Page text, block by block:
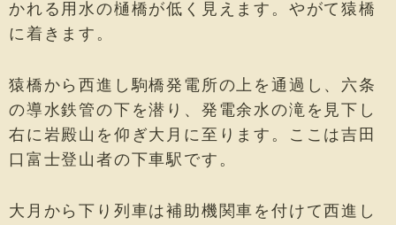
かれる用水の樋橋が低く見えます。やがて猿橋
に着きます。
猿橋から西進し駒橋発電所の上を通過し、六条
の導水鉄管の下を潜り、発電余水の滝を見下し
右に岩殿山を仰ぎ大月に至ります。ここは吉田
口富士登山者の下車駅です。
大月から下り列車は補助機関車を付けて西進し